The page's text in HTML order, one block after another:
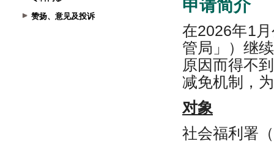
赞扬、意见及投诉